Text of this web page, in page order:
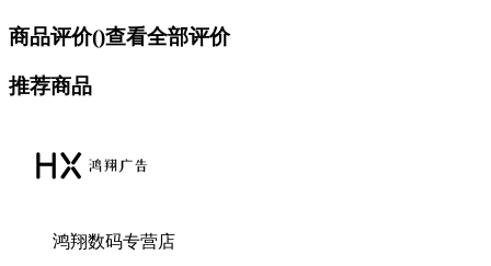
商品评价()查看全部评价
推荐商品
鸿翔数码专营店